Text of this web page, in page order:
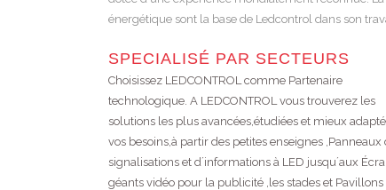
énergétique sont la base de Ledcontrol dans son
SPECIALISÉ PAR SECTEURS
Choisissez LEDCONTROL comme Partenaire
technologique. A LEDCONTROL vous trouverez les
solutions les plus avancées,étudiées et mieux
vos besoins,à partir des petites enseignes ,Panneaux
signalisations et d´informations à LED jusqu´aux
géants vidéo pour la publicité ,les stades et Pavillons